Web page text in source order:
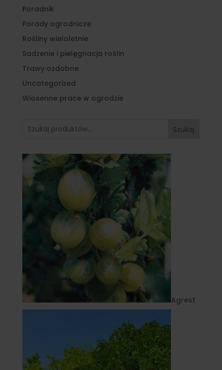
Poradnik
Porady ogrodnicze
Rośliny wieloletnie
Sadzenie i pielęgnacja roślin
Trawy ozdobne
Uncategorized
Wiosenne prace w ogrodzie
Szukaj
Agrest